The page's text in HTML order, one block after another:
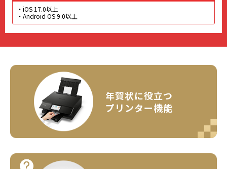
iOS 17.0以上
Android OS 9.0以上
年賀状に役立つ
プリンター機能